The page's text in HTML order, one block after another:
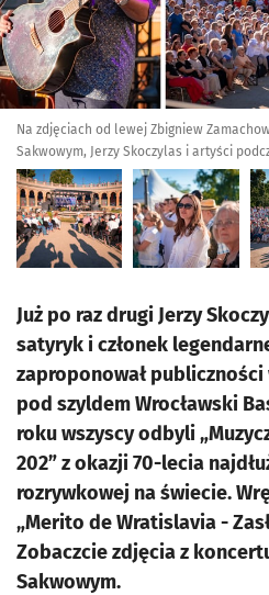
Na zdjęciach od lewej Zbigniew
Sakwowym, Jerzy Skoczylas i artyści
Już po raz drugi Jerzy
satyryk i członek
zaproponował
pod szyldem Wrocławski
roku wszyscy odbyli
202” z okazji 70-lecia
rozrywkowej na świecie.
„Merito de Wratislavia -
Zobaczcie zdjęcia z
Sakwowym.